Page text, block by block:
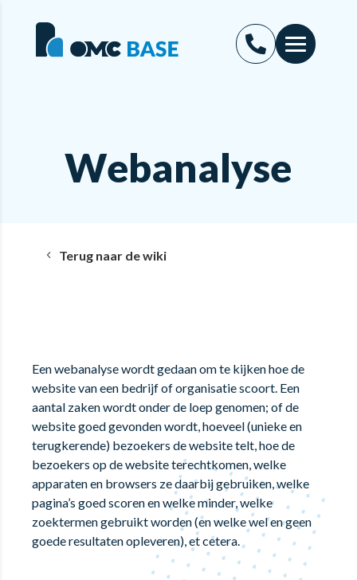
Webanalyse
Terug naar de wiki
Een webanalyse wordt gedaan om te kijken hoe de
website van een bedrijf of organisatie scoort. Een
aantal zaken wordt onder de loep genomen; of de
website goed gevonden wordt, hoeveel (unieke en
terugkerende) bezoekers de website telt, hoe de
bezoekers op de website terechtkomen, welke
apparaten en browsers ze daarbij gebruiken, welke
pagina’s goed scoren en welke minder, welke
zoektermen gebruikt worden (en welke wel en geen
goede resultaten opleveren), et cetera.